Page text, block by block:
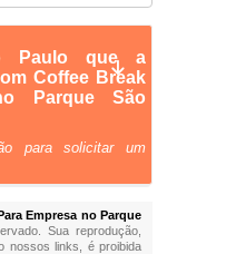
Paulo que a
Coffee Break
Parque São
para solicitar um
Empresa no Parque
Sua reprodução,
nossos links, é proibida